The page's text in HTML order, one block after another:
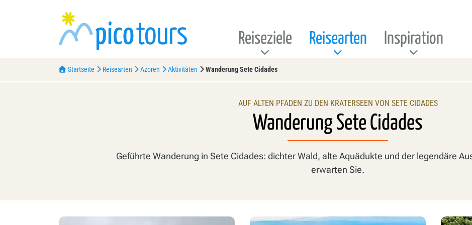
Reiseziele Reisearten Inspiration
Startseite Reisearten Azoren Aktivitäten Wanderung Sete Cidades
AUF ALTEN PFADEN ZU DEN KRATERSEEN VON SETE CIDADES
Wanderung Sete Cidades
Geführte Wanderung in Sete Cidades: dichter Wald, alte Aquädukte und der legendäre
erwarten Sie.